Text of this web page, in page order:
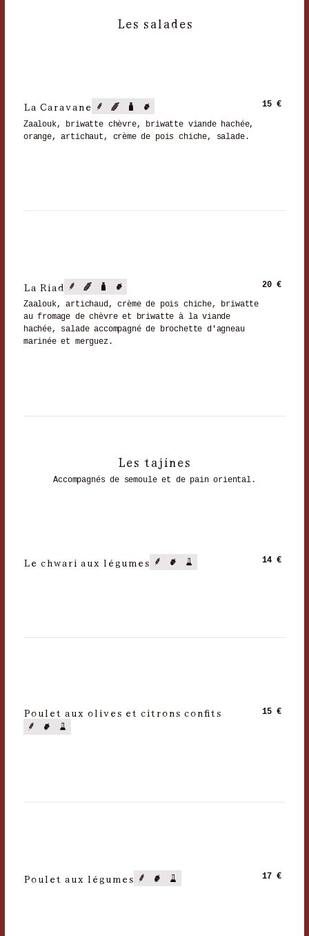
Les salades
La Caravane
Zaalouk, briwatte chèvre, briwatte viande hachée,
orange, artichaut, crème de pois chiche, salade.
15 €
La Riad
Zaalouk, artichaud, crème de pois chiche, briwatte
au fromage de chèvre et briwatte à la viande
hachée, salade accompagné de brochette d'agneau
marinée et merguez.
20 €
Les tajines
Accompagnés de semoule et de pain oriental.
Le chwari aux légumes 14 €
Poulet aux olives et citrons confits 15 €
Poulet aux légumes 17 €